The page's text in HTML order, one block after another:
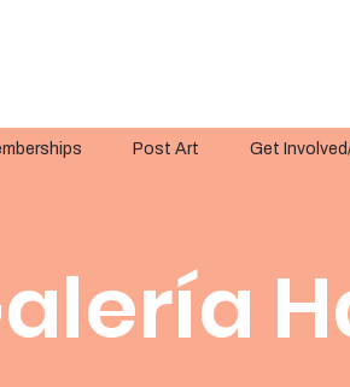
Post Art Get